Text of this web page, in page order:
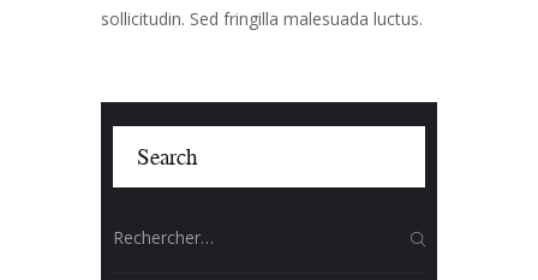
sollicitudin. Sed fringilla malesuada luctus.
Search